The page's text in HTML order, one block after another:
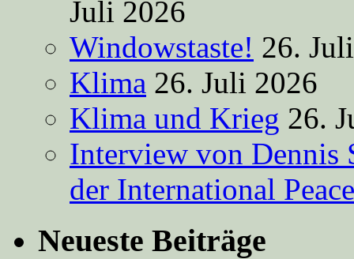
Juli 2026
Windowstaste! 26.
Klima 26. Juli 2026
Klima und Krieg 26.
Interview von Dennis
der International
Neueste Beiträge